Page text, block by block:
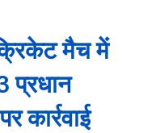
मैच में
प्रधान
कार्रवाई